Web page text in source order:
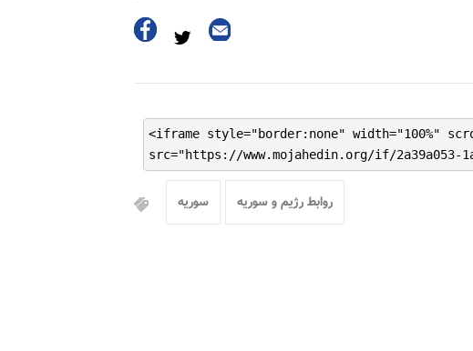
<iframe style="border:none" width="100%"
src="https://www.mojahedin.org/if/2a39a053-
روابط رژیم و سوریه سوریه